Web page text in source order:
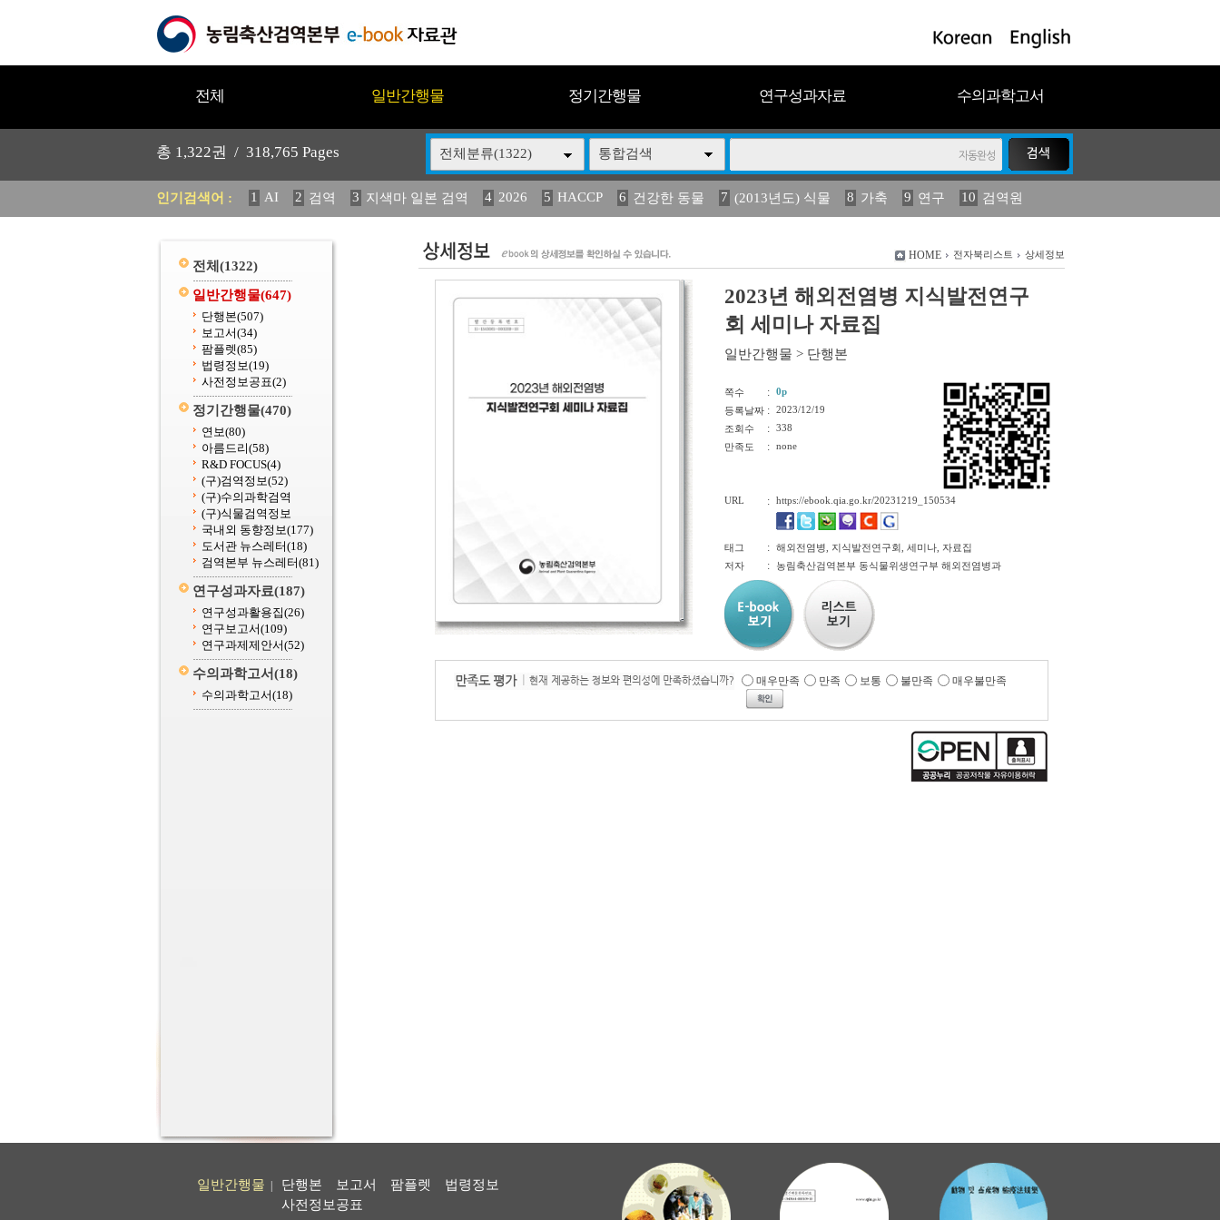
전체 일반간행물 정기간행물 연구성과자료 수의과학고서
총 1,322권 / 318,765 Pages 전체분류(1322) 통합검색
인기검색어 : 1 AI 2 검역 3 지색마 일본 검역 4 2026 5 HACCP 6 건강한 동물 7 (2013년도) 식물 8 가축 9 연구 10 검역원
11 2025 12 중독성 식물 도감 13 媛 異 14 (2013년도) 식 15 구제역 16 관리 17 연보 18 2023 19 농림수산
전체 (1322)
일반간행물(647)
단행본(507)
보고서(34)
팜플렛(85)
법령정보(19)
사전정보공표(2)
정기간행물(470)
연보(80)
아름드리(58)
R&D FOCUS(4)
(구)검역정보(52)
(구)수의과학검역
(구)식물검역정보
국내외 동향정보(177)
도서관 뉴스레터(18)
검역본부 뉴스레터(81)
연구성과자료(187)
연구성과활용집(26)
연구보고서(109)
연구과제제안서(52)
수의과학고서(18)
수의과학고서(18)
HOME 전자북리스트 상세정보
2023년 해외전염병 지식발전연구
회 세미나 자료집
일반간행물 > 단행본
쪽수 :
0p
등록날짜 :
2023/12/19
조회수
:
338
만족도
: none
URL : https://ebook.qia.go.kr/20231219_150534
태그 :
해외전염병, 지식발전연구회, 세미나, 자료집
저자
: 농림축산검역본부 동식물위생연구부 해외전염병과
매우만족 만족 보통 불만족 매우불만족
일반간행물 단행본 보고서 팜플렛
법령정보
사전정보공표